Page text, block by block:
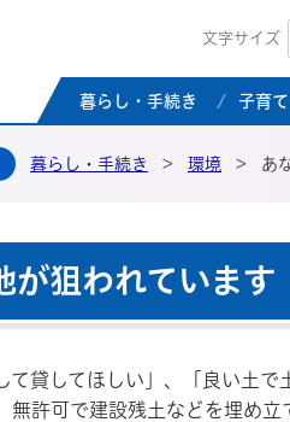
那珂市公式ホームページ
文字サイズ
暮らし・手続き 子育
暮らし・手続き > 環境 > あ
が狙われています
て貸してほしい」、「良い土
無許可で建設残土などを埋め立